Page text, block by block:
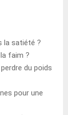
la satiété ?
faim ?
du poids
pour une